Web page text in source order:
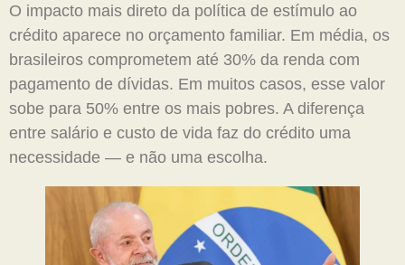
O impacto mais direto da política de estímulo ao
crédito aparece no orçamento familiar. Em média, os
brasileiros comprometem até 30% da renda com
pagamento de dívidas. Em muitos casos, esse valor
sobe para 50% entre os mais pobres. A diferença
entre salário e custo de vida faz do crédito uma
necessidade — e não uma escolha.